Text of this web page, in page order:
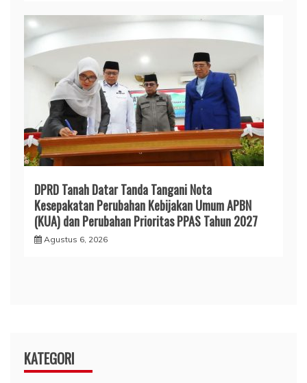
DPRD Tanah Datar Tanda Tangani Nota
Kesepakatan Perubahan Kebijakan Umum APBN
(KUA) dan Perubahan Prioritas PPAS Tahun 2027
Agustus 6, 2026
KATEGORI